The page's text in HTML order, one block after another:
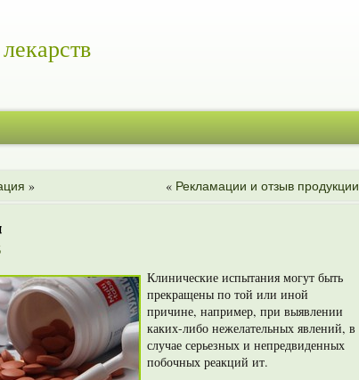
» « Рекламации и отзыв продукции
Клинические испытания могут быть
прекращены по той или иной
причине, например, при выявлении
каких-либо нежелательных явлений, в
случае серь­езных и непредвиденных
побочных реакций ит.